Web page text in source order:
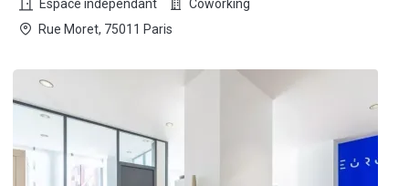
Espace indépendant
Coworking
Rue Moret, 75011 Paris